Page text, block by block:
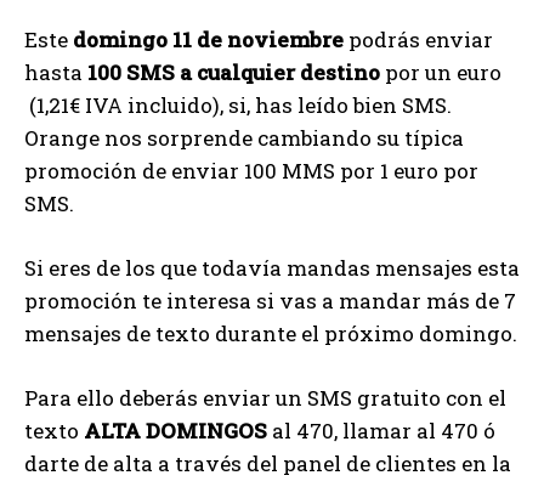
Este domingo 11 de noviembre podrás enviar
hasta 100 SMS a cualquier destino por un euro
(1,21€ IVA incluido), si, has leído bien SMS.
Orange nos sorprende cambiando su típica
promoción de enviar 100 MMS por 1 euro por
SMS.
Si eres de los que todavía mandas mensajes esta
promoción te interesa si vas a mandar más de 7
mensajes de texto durante el próximo domingo.
Para ello deberás enviar un SMS gratuito con el
texto ALTA DOMINGOS al 470, llamar al 470 ó
darte de alta a través del panel de clientes en la